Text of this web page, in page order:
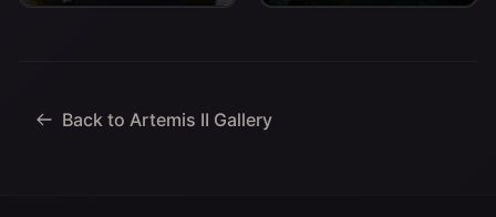
izquierda, Christina Koch,
Hansen, especialista en
Aterrizaje y Recuperación
Back to Artemis II Gallery